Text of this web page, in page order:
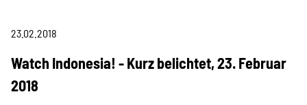
Veranstaltungen
23.02.2018
Watch Indonesia! - Kurz belichtet, 23. Februar
2018